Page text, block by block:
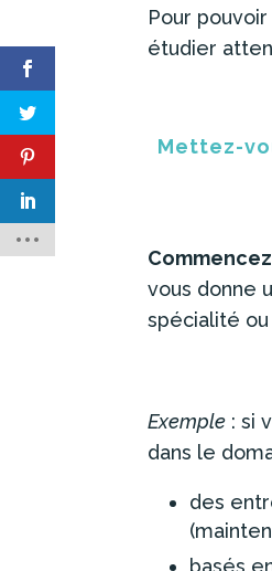
Pour
étudier
Mettez-
vous donne
spécialité ou
Exemple : si
dans le
des